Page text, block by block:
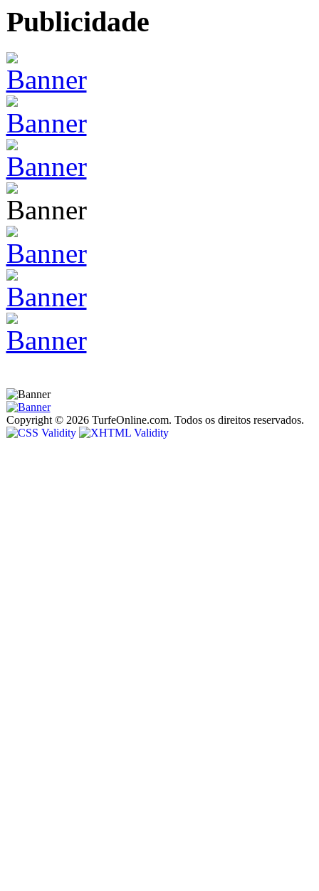
Publicidade
Copyright © 2026 TurfeOnline.com. Todos os direitos reservados.